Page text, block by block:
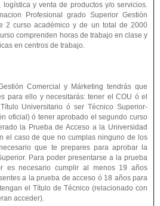
logística y venta de productos y/o servicios.
Profesional grado Superior Gestión
2 curso académico y de un total de 2000
comprenden horas de trabajo en clase y
en centros de trabajo.
Comercial y Márketing tendrás que
para ello y necesitarás: tener el COU ó el
Universitario ó ser Técnico Superior-
oficial) ó tener aprobado el segundo curso
la Prueba de Acceso a la Universidad
el caso de que no cumplas ninguno de los
que te prepares para aprobar la
Para poder presentarse a la prueba
es necesario cumplir al menos 19 años
a la prueba de acceso ó 18 años para
el Título de Técnico (relacionado con
acceder).